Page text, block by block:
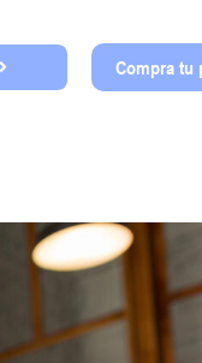
Compra tu